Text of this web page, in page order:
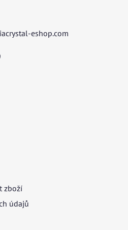
eshop.com
zboží
údajů